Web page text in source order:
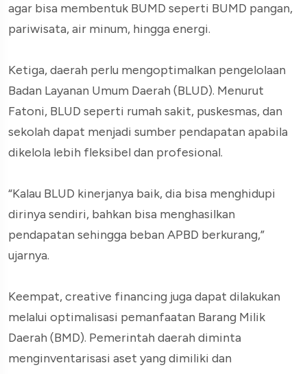
agar bisa membentuk BUMD seperti BUMD pangan,
pariwisata, air minum, hingga energi.
Ketiga, daerah perlu mengoptimalkan pengelolaan
Badan Layanan Umum Daerah (BLUD). Menurut
Fatoni, BLUD seperti rumah sakit, puskesmas, dan
sekolah dapat menjadi sumber pendapatan apabila
dikelola lebih fleksibel dan profesional.
“Kalau BLUD kinerjanya baik, dia bisa menghidupi
dirinya sendiri, bahkan bisa menghasilkan
pendapatan sehingga beban APBD berkurang,”
ujarnya.
Keempat, creative financing juga dapat dilakukan
melalui optimalisasi pemanfaatan Barang Milik
Daerah (BMD). Pemerintah daerah diminta
menginventarisasi aset yang dimiliki dan